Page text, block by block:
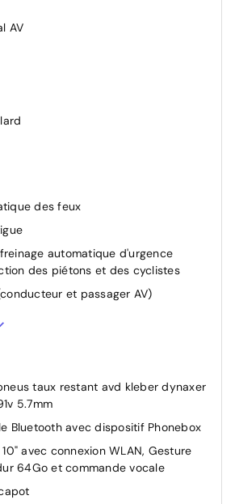
AV
Noire
des feux
automatique d'urgence
des piétons et des cyclistes
et passager AV)
de maintien dans la voie
AR
et passager
de signalisation
pneu
taux restant avd kleber dynaxer
5.7mm
Bluetooth avec dispositif Phonebox
avec connexion WLAN, Gesture
64Go et commande vocale